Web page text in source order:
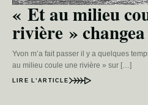
« Et au milieu
rivière »
Yvon m’a fait passer il y a quelques
au milieu coule une rivière » sur […]
LIRE L’ARTICLE